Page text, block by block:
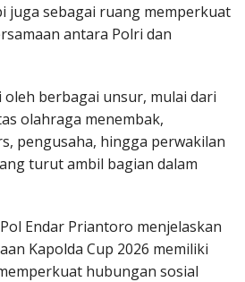
juga sebagai ruang memperkuat
antara Polri dan
berbagai unsur, mulai dari
olahraga menembak,
pengusaha, hingga perwakilan
turut ambil bagian dalam
Endar Priantoro menjelaskan
Kapolda Cup 2026 memiliki
hubungan sosial